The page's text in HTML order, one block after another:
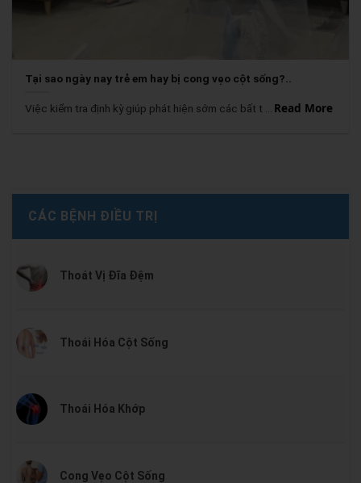
Tại sao ngày nay trẻ em hay bị cong vẹo cột sống?..
Việc kiểm tra định kỳ giúp phát hiện sớm các bất t ... Read More
CÁC BỆNH ĐIỀU TRỊ
Thoát Vị Đĩa Đệm
Thoái Hóa Cột Sống
Thoái Hóa Khớp
Cong Vẹo Cột Sống